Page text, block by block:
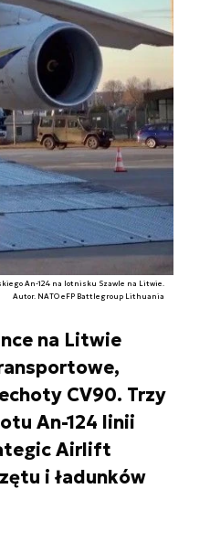
An-124 na lotnisku Szawle na Litwie.
Autor. NATO eFP Battlegroup Lithuania
na Litwie
CV90. Trzy
An-124 linii
Airlift
i ładunków